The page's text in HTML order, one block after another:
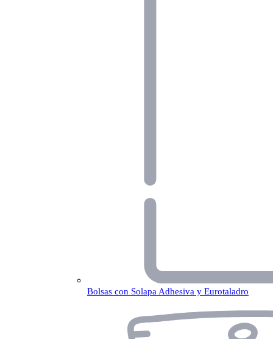
Bolsas con Solapa Adhesiva y Eurotaladro